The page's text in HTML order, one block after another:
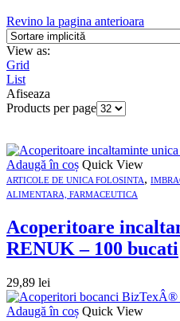
Revino la pagina anterioara
View as:
Grid
List
Afiseaza
Products per page
Adaugă în coș Quick View
ARTICOLE DE UNICA FOLOSINTA,
ALIMENTARA, FARMACEUTICA
Acoperitoare
RENUK – 100 bucati
29,89 lei
Adaugă în coș Quick View